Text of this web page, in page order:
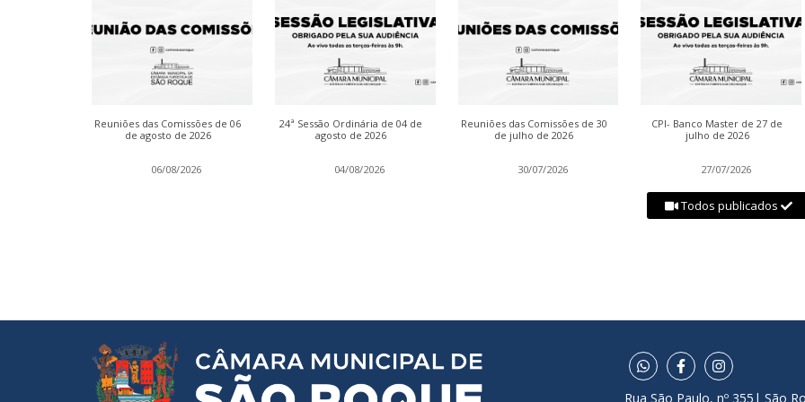
Reuniões das Comissões de 06
de agosto de 2026
06/08/2026
24ª Sessão Ordinária de 04 de
agosto de 2026
04/08/2026
Reuniões das Comissões de 30
de julho de 2026
30/07/2026
CPI- Banco Master de 27 de
julho de 2026
27/07/2026
Todos publicados
Rua São Paulo, nº 355| São